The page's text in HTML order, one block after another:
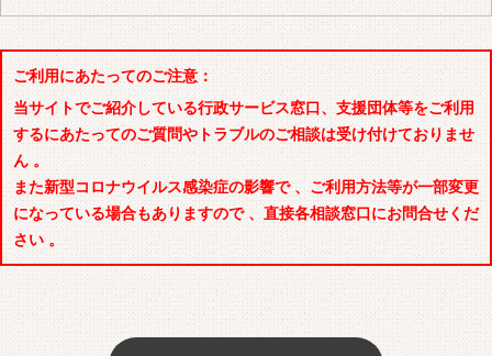
ご利用にあたってのご注意：
当サイトでご紹介している行政サービス窓口、支援団体等をご利用
するにあたってのご質問やトラブルのご相談は受け付けておりませ
ん 。
また新型コロナウイルス感染症の影響で 、ご利用方法等が一部変更
になっている場合もありますので 、直接各相談窓口にお問合せくだ
さい 。